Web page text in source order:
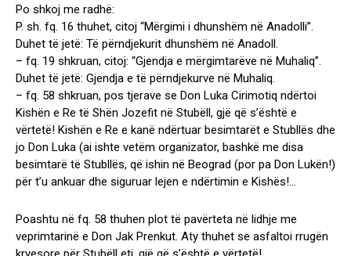
Po shkoj me radhë:
P. sh. fq. 16 thuhet, citoj “Mërgimi i dhunshëm në Anadolli”.
Duhet të jetë: Të përndjekurit dhunshëm në Anadoll.
– fq. 19 shkruan, citoj: “Gjendja e mërgimtarëve në Muhaliq”.
Duhet të jetë: Gjendja e të përndjekurve në Muhaliq.
– fq. 58 shkruan, pos tjerave se Don Luka Cirimotiq ndërtoi
Kishën e Re të Shën Jozefit në Stubëll, gjë që s’është e
vërtetë! Kishën e Re e kanë ndërtuar besimtarët e Stubllës dhe
jo Don Luka (ai ishte vetëm organizator, bashkë me disa
besimtarë të Stubllës, që ishin në Beograd (por pa Don Lukën!)
për t’u ankuar dhe siguruar lejen e ndërtimin e Kishës!…
Poashtu në fq. 58 thuhen plot të pavërteta në lidhje me
veprimtarinë e Don Jak Prenkut. Aty thuhet se asfaltoi rrugën